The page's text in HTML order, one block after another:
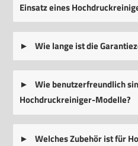
Einsatz eines
Wie lange ist die
Wie benutzerfreundlich
Hochdruckreiniger-Modelle?
Welches Zubehör ist für